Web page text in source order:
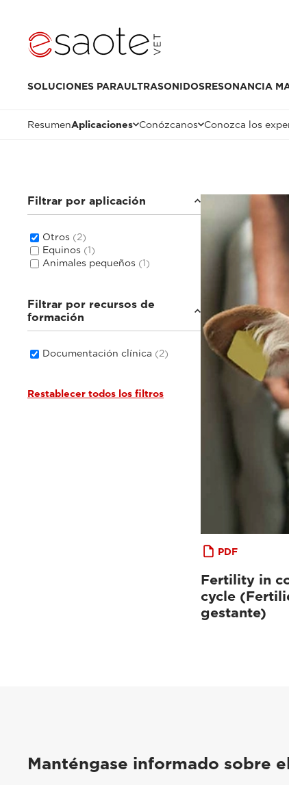
SOLUCIONES PARAULTRASONIDOSRESONANCIA
ResumenAplicaciones Conózcanos Conozca los
Filtrar por aplicación
Otros (2)
Equinos (1)
Animales pequeños (1)
Filtrar por recursos de
formación
Documentación clínica (2)
Restablecer todos los filtros
PDF
Fertility in
cycle
gestante)
Manténgase informado sobre